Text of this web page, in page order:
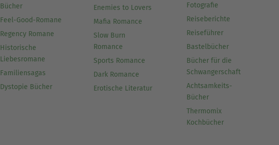
Bücher
Feel-Good-Romane
Regency Romane
Historische
Liebesromane
Familiensagas
Dystopie Bücher
Enemies to Lovers
Mafia Romance
Slow Burn
Romance
Sports Romance
Dark Romance
Erotische Literatur
Fotografie
Reiseberichte
Reiseführer
Bastelbücher
Bücher für die
Schwangerschaft
Achtsamkeits-
Bücher
Thermomix
Kochbücher